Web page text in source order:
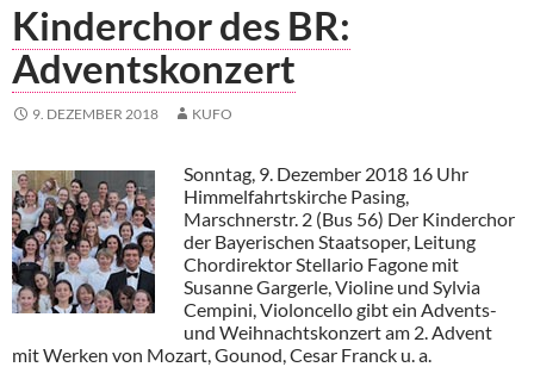
Kinderchor des BR:
Adventskonzert
9. DEZEMBER 2018 KUFO
Sonntag, 9. Dezember 2018 16 Uhr
Himmelfahrtskirche Pasing,
Marschnerstr. 2 (Bus 56) Der Kinderchor
der Bayerischen Staatsoper, Leitung
Chordirektor Stellario Fagone mit
Susanne Gargerle, Violine und Sylvia
Cempini, Violoncello gibt ein Advents-
und Weihnachtskonzert am 2. Advent
mit Werken von Mozart, Gounod, Cesar Franck u. a.